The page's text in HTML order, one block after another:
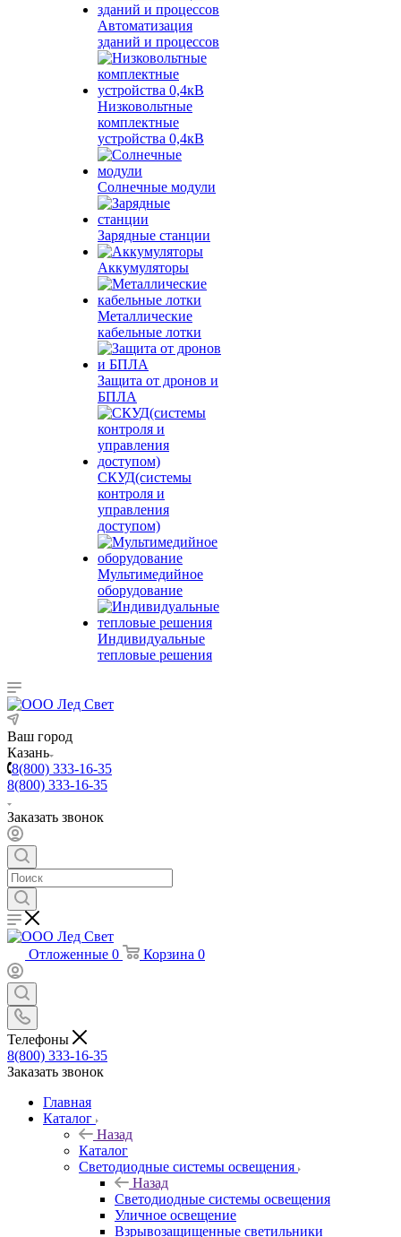
Автоматизация
зданий и процессов
Низковольтные
комплектные
устройства 0,4кВ
Солнечные модули
Зарядные станции
Аккумуляторы
Металлические
кабельные лотки
Защита от дронов и
БПЛА
СКУД(системы
контроля и
управления
доступом)
Мультимедийное
оборудование
Индивидуальные
тепловые решения
Ваш город
Казань
8(800) 333-16-35
8(800) 333-16-35
Заказать звонок
Отложенные 0 Корзина 0
Телефоны
8(800) 333-16-35
Заказать звонок
Главная
Каталог
Назад
Каталог
Светодиодные системы освещения
Назад
Светодиодные системы освещения
Уличное освещение
Взрывозащищенные светильники